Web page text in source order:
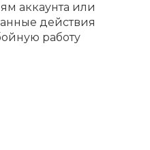
аккаунта или
действия
работу